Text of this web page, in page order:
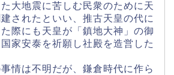
大地震に苦しむ民衆のために天
されたといい、推古天皇の代に
際にも天皇が「鎮地大神」の御
家安泰を祈願し社殿を造営した
情は不明だが、鎌倉時代に作ら